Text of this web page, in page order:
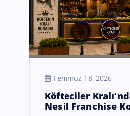
Temmuz 18, 2026
Köfteciler
Nesil Franchise